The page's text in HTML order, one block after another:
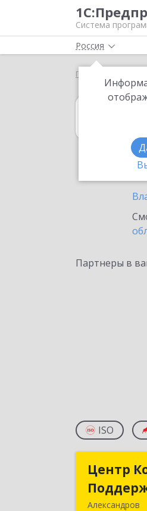
Система
Россия
Главная
Партнеры в
ISO
Центр
Александров